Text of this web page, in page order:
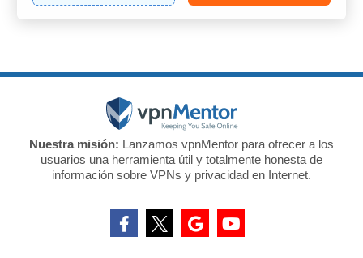
Nuestra misión: Lanzamos vpnMentor para ofrecer a los
usuarios una herramienta útil y totalmente honesta de
información sobre VPNs y privacidad en Internet.